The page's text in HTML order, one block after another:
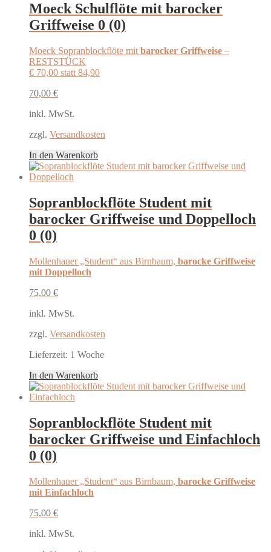
Moeck Schulflöte mit barocker
Griffweise 0 (0)
Moeck Sopranblockflöte mit barocker Griffweise –
RESTSTÜCK
€ 70,00 statt 84,90
70,00 €
inkl. MwSt.
zzgl. Versandkosten
In den Warenkorb
Sopranblockflöte Student mit
barocker Griffweise und Doppelloch
0 (0)
Mollenhauer „Student“ aus Birnbaum, barocke Griffweise
mit Doppelloch
75,00 €
inkl. MwSt.
zzgl. Versandkosten
Lieferzeit: 1 Woche
In den Warenkorb
Sopranblockflöte Student mit
barocker Griffweise und Einfachloch
0 (0)
Mollenhauer „Student“ aus Birnbaum, barocke Griffweise
mit Einfachloch
75,00 €
inkl. MwSt.